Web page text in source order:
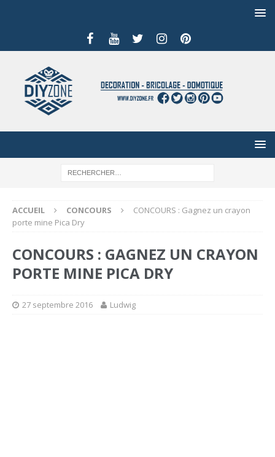
ACCUEIL CONCOURS
CONCOURS : Gagnez un crayon
porte mine Pica Dry
CONCOURS : GAGNEZ UN CRAYON
PORTE MINE PICA DRY
27 septembre 2016 Ludwig